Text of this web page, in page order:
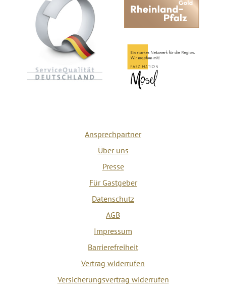
Ansprechpartner
Über uns
Presse
Für Gastgeber
Datenschutz
AGB
Impressum
Barrierefreiheit
Vertrag widerrufen
Versicherungsvertrag widerrufen